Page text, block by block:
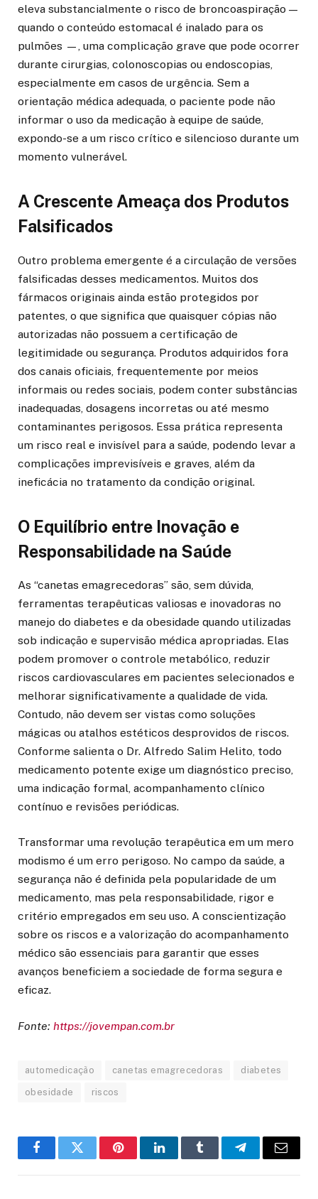
eleva substancialmente o risco de broncoaspiração —
quando o conteúdo estomacal é inalado para os
pulmões —, uma complicação grave que pode ocorrer
durante cirurgias, colonoscopias ou endoscopias,
especialmente em casos de urgência. Sem a
orientação médica adequada, o paciente pode não
informar o uso da medicação à equipe de saúde,
expondo-se a um risco crítico e silencioso durante um
momento vulnerável.
A Crescente Ameaça dos Produtos
Falsificados
Outro problema emergente é a circulação de versões
falsificadas desses medicamentos. Muitos dos
fármacos originais ainda estão protegidos por
patentes, o que significa que quaisquer cópias não
autorizadas não possuem a certificação de
legitimidade ou segurança. Produtos adquiridos fora
dos canais oficiais, frequentemente por meios
informais ou redes sociais, podem conter substâncias
inadequadas, dosagens incorretas ou até mesmo
contaminantes perigosos. Essa prática representa
um risco real e invisível para a saúde, podendo levar a
complicações imprevisíveis e graves, além da
ineficácia no tratamento da condição original.
O Equilíbrio entre Inovação e
Responsabilidade na Saúde
As “canetas emagrecedoras” são, sem dúvida,
ferramentas terapêuticas valiosas e inovadoras no
manejo do diabetes e da obesidade quando utilizadas
sob indicação e supervisão médica apropriadas. Elas
podem promover o controle metabólico, reduzir
riscos cardiovasculares em pacientes selecionados e
melhorar significativamente a qualidade de vida.
Contudo, não devem ser vistas como soluções
mágicas ou atalhos estéticos desprovidos de riscos.
Conforme salienta o Dr. Alfredo Salim Helito, todo
medicamento potente exige um diagnóstico preciso,
uma indicação formal, acompanhamento clínico
contínuo e revisões periódicas.
Transformar uma revolução terapêutica em um mero
modismo é um erro perigoso. No campo da saúde, a
segurança não é definida pela popularidade de um
medicamento, mas pela responsabilidade, rigor e
critério empregados em seu uso. A conscientização
sobre os riscos e a valorização do acompanhamento
médico são essenciais para garantir que esses
avanços beneficiem a sociedade de forma segura e
eficaz.
Fonte: https://jovempan.com.br
automedicação canetas emagrecedoras diabetes
obesidade riscos
FacebookTwitter PinterestLinkedInTumblr TelegramEmail